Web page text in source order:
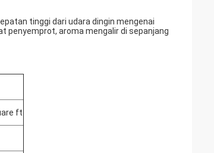
tinggi dari udara dingin mengenai
penyemprot, aroma mengalir di sepanjang
ft